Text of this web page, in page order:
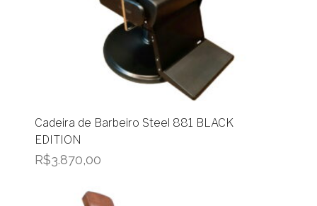
Cadeira de Barbeiro Steel 881 BLACK
EDITION
R$3.870,00